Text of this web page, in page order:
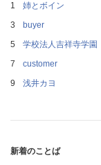
姉とボイン
buyer
学校法人吉祥寺学園
customer
浅井カヨ
新着のことば